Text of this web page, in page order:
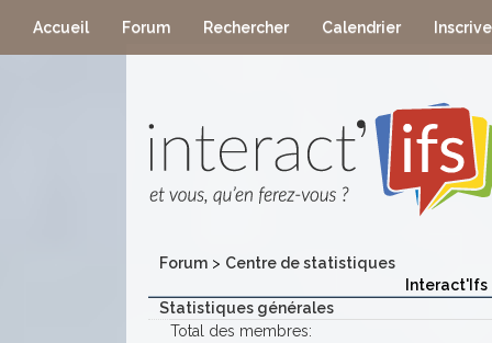
Accueil Forum Rechercher Calendrier
Forum > Centre de statistiques
Statistiques générales
Total des membres: